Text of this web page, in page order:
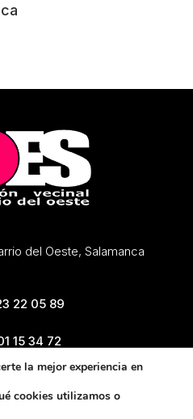
del Oeste, Salamanca
22 05 89
15 34 72
la mejor experiencia en
cookies utilizamos o